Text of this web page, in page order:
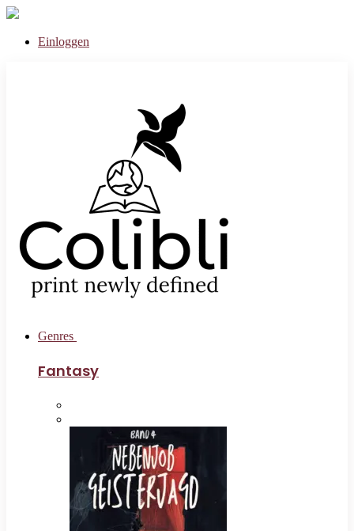
Einloggen
Genres
Fantasy